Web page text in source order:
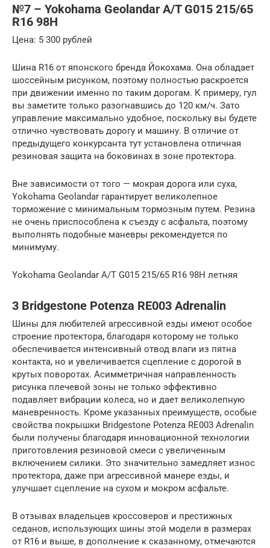
№7 – Yokohama Geolandar A/T G015 215/65
R16 98H
Цена: 5 300 рублей
Шина R16 от японского бренда Йокохама. Она обладает
шоссейным рисунком, поэтому полностью раскроется
при движении именно по таким дорогам. К примеру, гул
вы заметите только разогнавшись до 120 км/ч. Зато
управление максимально удобное, поскольку вы будете
отлично чувствовать дорогу и машину. В отличие от
предыдущего конкурсанта тут установлена отличная
резиновая защита на боковинах в зоне протектора.
Вне зависимости от того — мокрая дорога или суха,
Yokohama Geolandar гарантирует великолепное
торможение с минимальным тормозным путем. Резина
не очень приспособлена к съезду с асфальта, поэтому
выполнять подобные маневры рекомендуется по
минимуму.
Yokohama Geolandar A/T G015 215/65 R16 98H летняя
3 Bridgestone Potenza RE003 Adrenalin
Шины для любителей агрессивной езды имеют особое
строение протектора, благодаря которому не только
обеспечивается интенсивный отвод влаги из пятна
контакта, но и увеличивается сцепление с дорогой в
крутых поворотах. Асимметричная направленность
рисунка плечевой зоны не только эффективно
подавляет вибрации колеса, но и дает великолепную
маневренность. Кроме указанных преимуществ, особые
свойства покрышки Bridgestone Potenza RE003 Adrenalin
были получены благодаря инновационной технологии
приготовления резиновой смеси с увеличенным
включением силики. Это значительно замедляет износ
протектора, даже при агрессивной манере езды, и
улучшает сцепление на сухом и мокром асфальте.
В отзывах владельцев кроссоверов и престижных
седанов, использующих шины этой модели в размерах
от R16 и выше, в дополнение к сказанному, отмечаются